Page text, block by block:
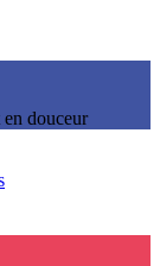
douceur